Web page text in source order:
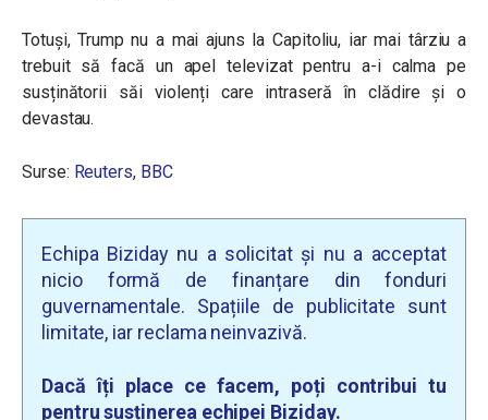
Totuși, Trump nu a mai ajuns la Capitoliu, iar mai târziu a
trebuit să facă un apel televizat pentru a-i calma pe
susținătorii săi violenți care intraseră în clădire și o
devastau.
Surse: Reuters, BBC
Echipa Biziday nu a solicitat și nu a acceptat
nicio formă de finanțare din fonduri
guvernamentale. Spațiile de publicitate sunt
limitate, iar reclama neinvazivă.
Dacă îți place ce facem, poți contribui tu
pentru susținerea echipei Biziday.